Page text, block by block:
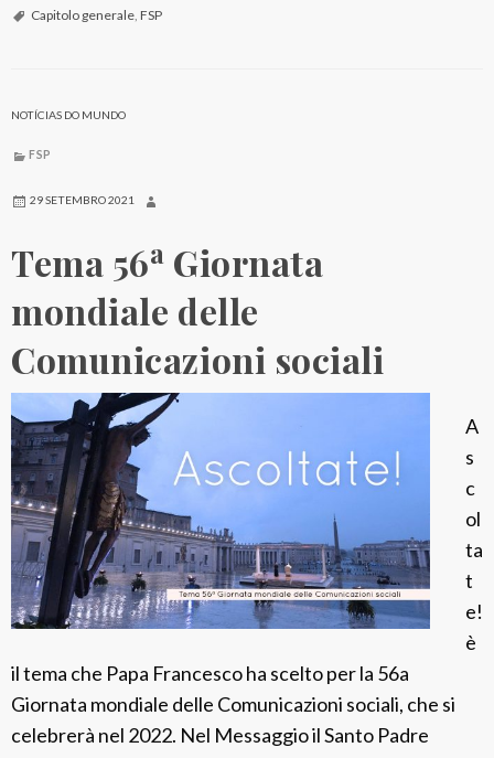
2
2
6
1
°
C
a
t
l
o
g
e
n
e
r
Capitolo generale, FSP
NOTÍCIAS DO MUNDO
FSP
29 SETEMBRO 2021
Tema 56a Giornata
mondiale delle
Comunicazioni sociali
A
s
c
ol
ta
t
e!
è
il tema che Papa Francesco ha scelto per la 56a
Giornata mondiale delle Comunicazioni sociali, che si
celebrerà nel 2022. Nel Messaggio il Santo Padre